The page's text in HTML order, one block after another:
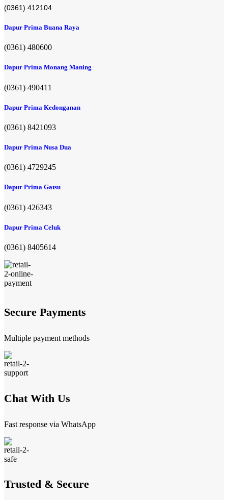
(0361) 412104
Dapur Prima Buana Raya
(0361) 480600
Dapur Prima Monang Maning
(0361) 490411​
Dapur Prima Kedonganan
(0361) 8421093
Dapur Prima Nusa Dua
(0361) 4729245
Dapur Prima Gatsu
(0361) 426343
Dapur Prima Celuk
(0361) 8405614
Secure Payments
Multiple payment methods
Chat With Us
Fast response via WhatsApp
Trusted & Secure